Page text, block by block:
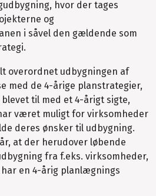
hvor der tages
og
i såvel den gældende som
overordnet udbygningen af
med de 4-årige planstrategier,
til med et 4-årigt sigte,
været muligt for virksomheder
deres ønsker til udbygning.
at der herudover løbende
fra f.eks. virksomheder,
en 4-årig planlægnings